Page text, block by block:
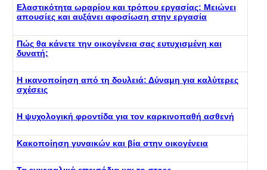
Ελαστικότητα ωραρίου και τρόπου εργασίας: Μειώνει
απουσίες και αυξάνει αφοσίωση στην εργασία
Πώς θα κάνετε την οικογένεια σας ευτυχισμένη και
δυνατή;
Η ικανοποίηση από τη δουλειά: Δύναμη για καλύτερες
σχέσεις
Η ψυχολογική φροντίδα για τον καρκινοπαθή ασθενή
Κακοποίηση γυναικών και βία στην οικογένεια